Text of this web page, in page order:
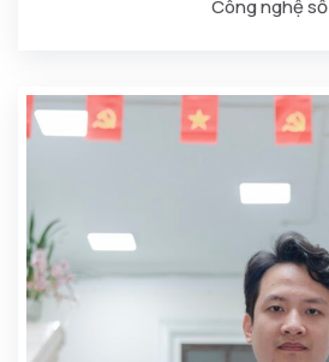
Công nghệ số